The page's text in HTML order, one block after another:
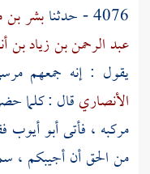
4076 - حدثنا
بشر
عبد الرحمن بن زياد بن
يقول : إنه جمعهم
الأنصاريقال : كلما
مركبه ، فأتىأبو أيوب
من الحق أن أجيبكم ،